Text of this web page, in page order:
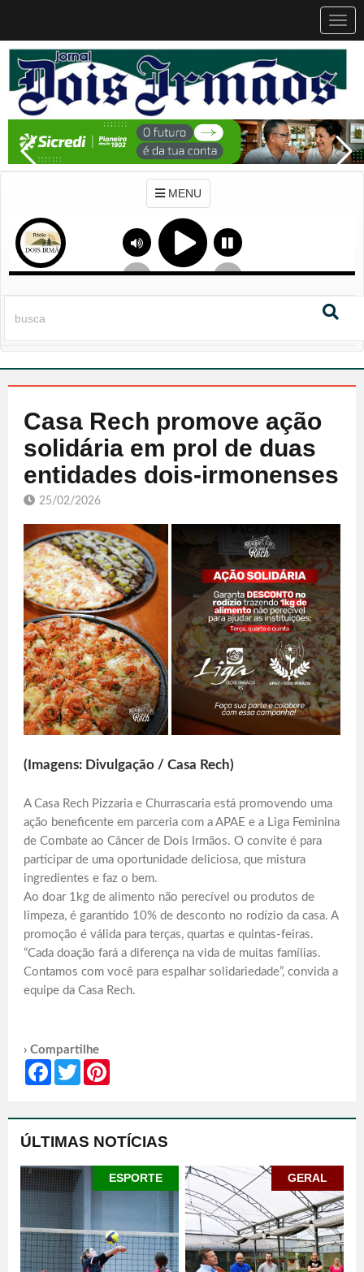
MENU
Casa Rech promove ação
solidária em prol de duas
entidades dois-irmonenses
25/02/2026
(Imagens: Divulgação / Casa Rech)
A Casa Rech Pizzaria e Churrascaria está promovendo uma
ação beneficente em parceria com a APAE e a Liga Feminina
de Combate ao Câncer de Dois Irmãos. O convite é para
participar de uma oportunidade deliciosa, que mistura
ingredientes e faz o bem.
Ao doar 1kg de alimento não perecível ou produtos de
limpeza, é garantido 10% de desconto no rodízio da casa. A
promoção é válida para terças, quartas e quintas-feiras.
“Cada doação fará a diferença na vida de muitas famílias.
Contamos com você para espalhar solidariedade”, convida a
equipe da Casa Rech.
› Compartilhe
Facebook
Twitter
ÚLTIMAS NOTÍCIAS
ESPORTE GERAL